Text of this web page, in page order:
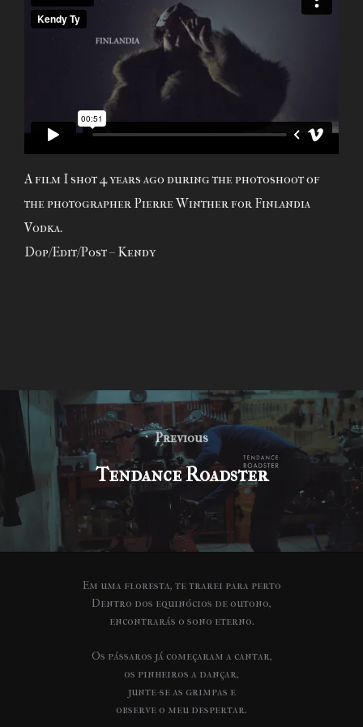
A film I shot 4 years ago during the photoshoot of
the photographer Pierre Winther for Finlandia
Vodka.
Dop/Edit/Post – Kendy
Navigation
l’article
Previous
Previous
Tendance Roadster
Em uma floresta, te trarei para perto
Dentro dos equinócios de outono,
encontrarás o sono eterno.
Os pássaros já começaram a cantar,
os pinheiros a dançar,
junte-se as grimpas e
observe o meu despertar.